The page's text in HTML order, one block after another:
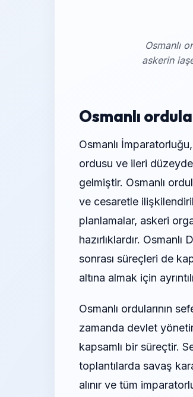
Osmanlı
askerin
Osmanlı
Osmanlı
ordusu ve ileri
gelmiştir. Osmanlı
ve cesaretle
planlamalar, askeri
hazırlıklardır.
sonrası süreçleri de
altına almak için
Osmanlı ordularının
zamanda devlet
kapsamlı bir süreçtir.
toplantılarda savaş
alınır ve tüm